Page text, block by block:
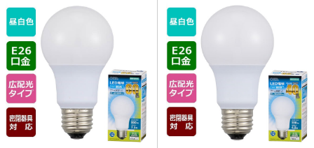
ついた器具など）により使用できない
場合があります。 ※ご使用になられ
る照明器具の構造によっては、放熱不
良で短寿命となることがあります。
※密閉器具でのご使用の場合、器具の
寸法の大きさにより、使用できない場
合や寿命が短くなる場合があります。
※人感スイッチなど自動点滅装置や遅
れ停止スイッチなどには使用できない
場合があります。 ※交流100V、周波
数50／60Hz以外の電源では使用しな
いでください。 ※ランプ周囲温度が
40℃を超える場所では使用しないで